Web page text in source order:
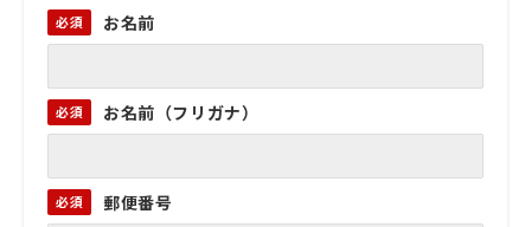
お名前
お名前（フリガナ）
郵便番号